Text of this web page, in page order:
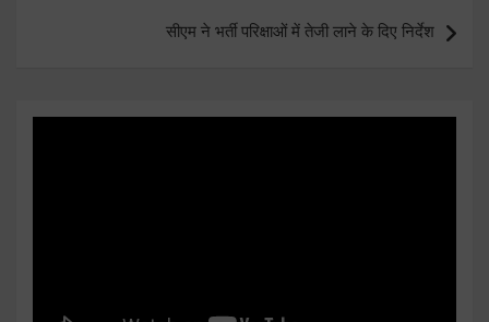
सीएम ने भर्ती परिक्षाओं में तेजी लाने के दिए निर्देश